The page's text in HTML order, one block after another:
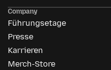
Company
Führungsetage
Presse
Karrieren
Merch-Store